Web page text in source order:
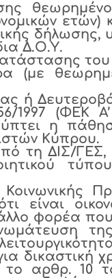
ετών)
δήλωσης,
Δ.Ο.Υ.
του
(με
ή
1997 (ΦΕΚ
η
Κύπρου.
τη ΔΙΣ/ΓΕΣ,
είναι
φορέα που
δικαστική
αρθρ. 10